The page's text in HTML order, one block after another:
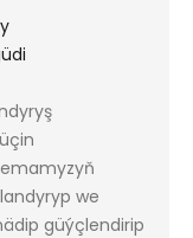
we
güýçlendirip